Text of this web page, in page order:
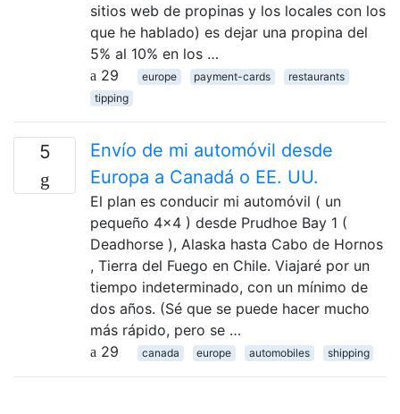
sitios web de propinas y los locales con los
que he hablado) es dejar una propina del
5% al ​​10% en los …
29
europe payment-cards
restaurants
tipping
5
Envío de mi automóvil desde
Europa a Canadá o EE. UU.
El plan es conducir mi automóvil ( un
pequeño 4x4 ) desde Prudhoe Bay 1 (
Deadhorse ), Alaska hasta Cabo de Hornos
, Tierra del Fuego en Chile. Viajaré por un
tiempo indeterminado, con un mínimo de
dos años. (Sé que se puede hacer mucho
más rápido, pero se …
29
canada europe automobiles shipping